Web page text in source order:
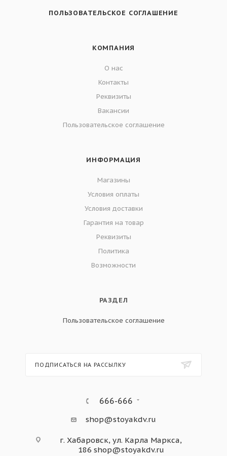
ПОЛЬЗОВАТЕЛЬСКОЕ СОГЛАШЕНИЕ
КОМПАНИЯ
О нас
Контакты
Реквизиты
Вакансии
Пользовательское соглашение
ИНФОРМАЦИЯ
Магазины
Условия оплаты
Условия доставки
Гарантия на товар
Реквизиты
Политика
Возможности
РАЗДЕЛ
Пользовательское соглашение
ПОДПИСАТЬСЯ НА РАССЫЛКУ
666-666
shop@stoyakdv.ru
г. Хабаровск, ул. Карла Маркса,
186 shop@stoyakdv.ru